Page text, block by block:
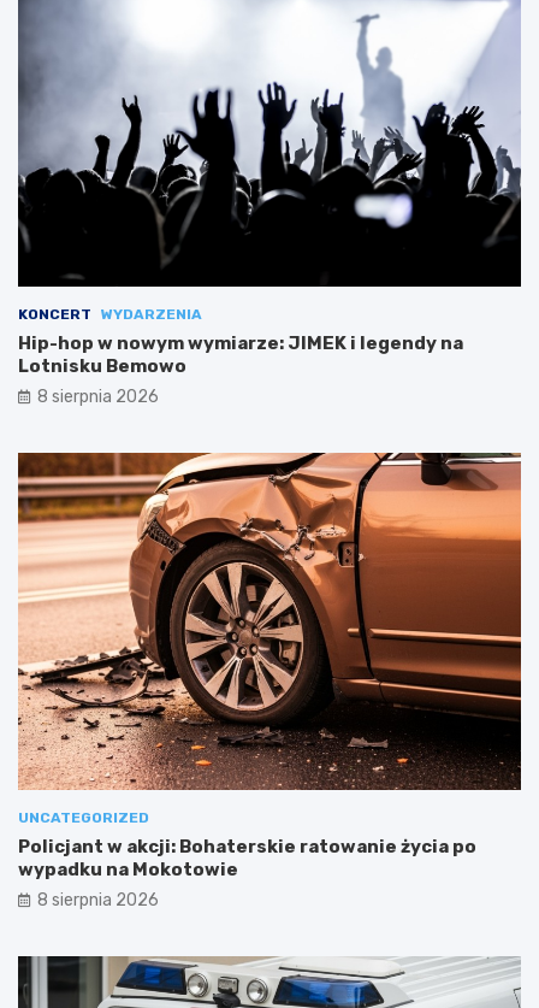
KONCERT WYDARZENIA
Hip-hop w nowym wymiarze: JIMEK i legendy na
Lotnisku Bemowo
8 sierpnia 2026
UNCATEGORIZED
Policjant w akcji: Bohaterskie ratowanie życia po
wypadku na Mokotowie
8 sierpnia 2026